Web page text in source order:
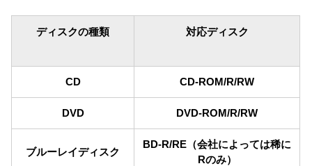
ディスクの種類 対応ディスク
CD CD-ROM/R/RW
DVD DVD-ROM/R/RW
ブルーレイディスク
BD-R/RE（会社によっては稀に
Rのみ）